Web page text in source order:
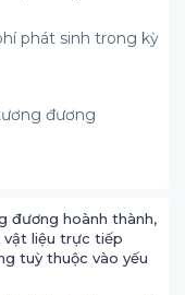
phát sinh trong kỳ
đương
đương hoành thành,
vật liệu trực tiếp
tuỳ thuộc vào yếu